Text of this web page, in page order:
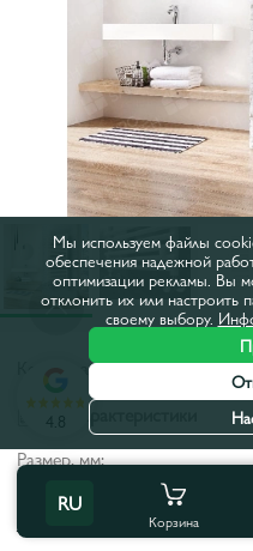
Код товара:a11023
Все характеристики
Размер, мм:
Характеристики
RU
Корзина
4.8
Мы используем файлы
обеспечения надежной
оптимизации рекламы. Вы
отклонить их или настроить
своему выбору.